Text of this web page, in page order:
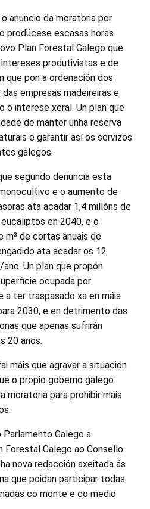
anuncio da moratoria por
prodúcese escasas horas
Plan Forestal Galego que
produtivistas e de
que pon a ordenación dos
empresas madeireiras e
o interese xeral. Un plan que
de manter unha reserva
e garantir así os servizos
galegos.
segundo denuncia esta
e o aumento de
ata acadar 1,4 millóns de
en 2040, e o
m³ de cortas anuais de
ata acadar os 12
Un plan que propón
ocupada por
a ter traspasado xa en máis
2030, e en detrimento das
que apenas sufrirán
20 anos.
máis que agravar a situación
o propio goberno galego
moratoria para prohibir máis
Galego a
Forestal Galego ao Consello
nova redacción axeitada ás
que poidan participar todas
co monte e co medio